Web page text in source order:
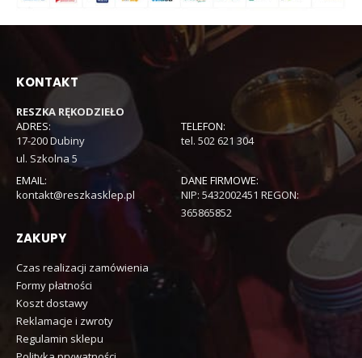
KONTAKT
RESZKA RĘKODZIEŁO
ADRES:
17-200 Dubiny
ul. Szkolna 5
TELEFON:
tel. 502 621 304
EMAIL:
kontakt@reszkasklep.pl
DANE FIRMOWE:
NIP: 5432002451 REGON:
365865852
ZAKUPY
Czas realizacji zamówienia
Formy płatności
Koszt dostawy
Reklamacje i zwroty
Regulamin sklepu